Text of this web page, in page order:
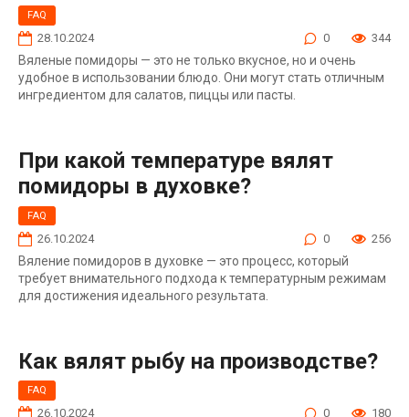
FAQ
28.10.2024 0 344
Вяленые помидоры — это не только вкусное, но и очень
удобное в использовании блюдо. Они могут стать отличным
ингредиентом для салатов, пиццы или пасты.
При какой температуре вялят
помидоры в духовке?
FAQ
26.10.2024 0 256
Вяление помидоров в духовке — это процесс, который
требует внимательного подхода к температурным режимам
для достижения идеального результата.
Как вялят рыбу на производстве?
FAQ
26.10.2024 0 180